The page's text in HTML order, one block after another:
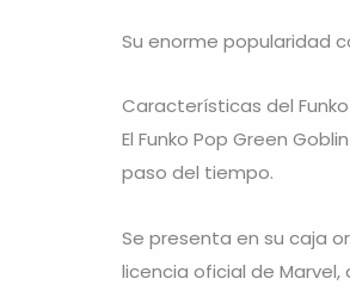
Su enorme popularidad
Características del Funko
El Funko Pop Green
paso del tiempo.
Se presenta en su caja
licencia oficial de